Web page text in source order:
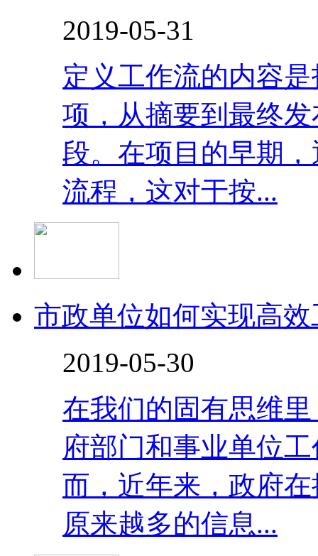
2019-05-31
定义工作流的内容
项，从摘要到最终
段。在项目的早期
流程，这对于按...
市政单位如何实现高
2019-05-30
在我们的固有思维
府部门和事业单位
而，近年来，政府
原来越多的信息...